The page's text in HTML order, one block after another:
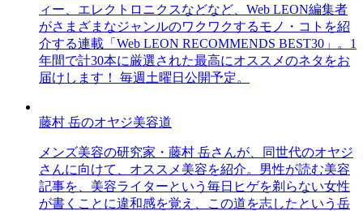
ィー、エレクトロニクスなどなど、Web LEON編集者
がさまざまなジャンルのワクワクするモノ・コトを紹
介する連載「Web LEON RECOMMENDS BEST30」。1
年間で計30本に厳選された最高にオススメのネタをお
届けします！ 毎週土曜日公開予定。
藤村 岳のオヤジ美容道
メンズ美容の研究家・藤村 岳さんが、同世代のオヤジ
さんに向けて、オススメ美容を紹介。男性が読む美容
記事を、美容ライターという毎日ヒゲを剃らない女性
が書くことに違和感を覚え、この道を志したという岳